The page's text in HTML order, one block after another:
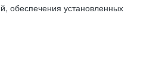
обеспечения установленных